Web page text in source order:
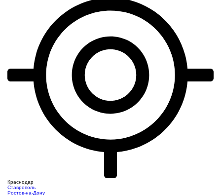
Краснодар
Ставрополь
Ростов-на-Дону